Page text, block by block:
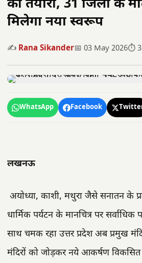
की तैयारी, 31 जिलों के
मिलेगा नया स्वरूप
✍️ Rana Sikander📅 03 May 2026⏱️ 3
WhatsApp Facebook
लखनऊ
अयोध्या, काशी, मथुरा जैसे सनातन के
धार्मिक पर्यटन के मानचित्र पर
साथ चमक रहा उत्तर प्रदेश अब प्रमुख
मंदिरों को जोड़कर नये आकर्षण